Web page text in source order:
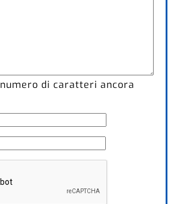
numero di caratteri ancora